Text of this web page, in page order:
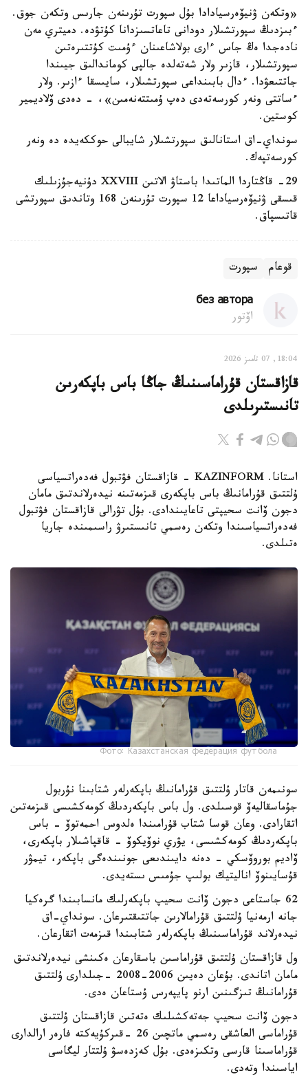
«وتكەن ۋنيۆەرسيادادا بۇل سپورت تۇرىنەن جارىس وتكەن جوق.
ءبىزدىڭ سپورتشىلار دودانى تاعاتسىزدانا كۇتۋدە. دميتري مەن
نادەجدا ەڭ جاس ءارى بولاشاعىنان ءۇمىت كۇتتىرەتىن
سپورتشىلار، قازىر ولار شەتەلدە جالپى كوماندالىق جيىندا
جاتتىعۋدا. ءدال بابىنداعى سپورتشىلار، سايىسقا ءازىر. ولار
ءساتتى ونەر كورسەتەدى دەپ ۇمىتتەنەمىن»، - دەدى ۆلاديمير
كوستين.
سونداي-اق استانالىق سپورتشىلار شايبالى حوككەيدە دە ونەر
كورسەتپەك.
29- قاڭتاردا الماتىدا باستاۋ الاتىن XXVIII دۇنيەجۇزىلىك
قىسقى ۋنيۆەرسياداعا 12 سپورت تۇرىنەن 168 وتاندىق سپورتشى
قاتىسپاق.
قوعام سپورت
без автора
اۆتور
18:04, 07 تامىز 2026
قازاقستان قۇراماسىنىڭ جاڭا باس باپكەرىن
تانىستىرىلدى
استانا. KAZINFORM - قازاقستان فۋتبول فەدەراتسياسى
ۇلتتىق قۇرامانىڭ باس باپكەرى قىزمەتىنە نيدەرلاندتىق مامان
دجون ۆانت سحيپتى تاعايىندادى. بۇل تۋرالى قازاقستان فۋتبول
فەدەراتسياسىندا وتكەن رەسمي تانىستىرۋ راسىمىندە جاريا
ەتىلدى.
Фото: Казахстанская федерация футбола
سونىمەن قاتار ۇلتتىق قۇرامانىڭ باپكەرلەر شتابىنا نۇربول
جۇماسقاليەۆ قوسىلدى. ول باس باپكەردىڭ كومەكشىسى قىزمەتىن
اتقارادى. وعان قوسا شتاب قۇرامىندا ەلدوس احمەتوۆ - باس
باپكەردىڭ كومەكشىسى، يۋري نوۆيكوۆ - قاقپاشىلار باپكەرى،
ۆاديم بوروۆسكي - دەنە دايىندىعى جونىندەگى باپكەر، تيمۋر
قۇسايىنوۆ اناليتيك بولىپ جۇمىس ىستەيدى.
62 جاستاعى دجون ۆانت سحيپ باپكەرلىك مانسابىندا گرەكيا
جانە ارمەنيا ۇلتتىق قۇرامالارىن جاتتىقتىرعان. سونداي-اق
نيدەرلاند قۇراماسىنىڭ باپكەرلەر شتابىندا قىزمەت اتقارعان.
ول قازاقستان ۇلتتىق قۇراماسىن باسقارعان ەكىنشى نيدەرلاندتىق
مامان اتاندى. بۇعان دەيىن 2006-2008 -جىلدارى ۇلتتىق
قۇرامانىڭ تىزگىنىن ارنو پايپەرس ۇستاعان ەدى.
دجون ۆانت سحيپ جەتەكشىلىك ەتەتىن قازاقستان ۇلتتىق
قۇراماسى العاشقى رەسمي ماتچىن 26 -قىركۇيەكتە فارەر ارالدارى
قۇراماسىنا قارسى وتكىزەدى. بۇل كەزدەسۋ ۇلتتار ليگاسى
اياسىندا وتەدى.